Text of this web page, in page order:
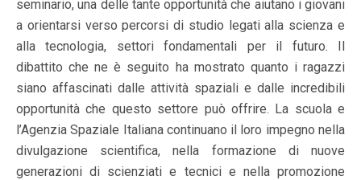
seminario, una delle tante opportunità che aiutano i giovani
a orientarsi verso percorsi di studio legati alla scienza e
alla tecnologia, settori fondamentali per il futuro. Il
dibattito che ne è seguito ha mostrato quanto i ragazzi
siano affascinati dalle attività spaziali e dalle incredibili
opportunità che questo settore può offrire. La scuola e
l’Agenzia Spaziale Italiana continuano il loro impegno nella
divulgazione scientifica, nella formazione di nuove
generazioni di scienziati e tecnici e nella promozione